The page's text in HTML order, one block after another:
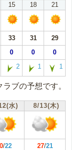
15 18 21
33 31
29
0 0 0
2 1 1
ブの予想です。
水) 8/13(木)
/22 27/21